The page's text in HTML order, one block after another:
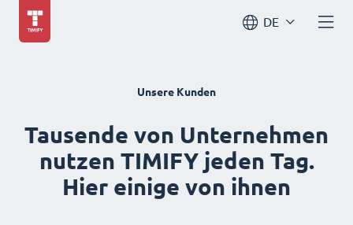
DE
Unsere Kunden
Tausende von Unternehmen
nutzen TIMIFY jeden Tag.
Hier einige von ihnen